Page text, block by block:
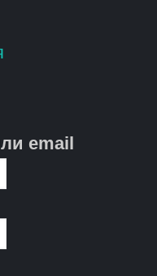
email